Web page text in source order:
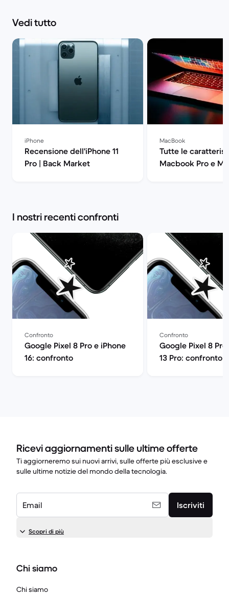
Vedi tutto
iPhone
Recensione dell'iPhone 11
Pro | Back Market
MacBook
Tutte le
Macbook Pro e
I nostri recenti confronti
Confronto
Google Pixel 8 Pro e iPhone
16: confronto
Confronto
Google Pixel 8
13 Pro: confronto
Ricevi aggiornamenti sulle ultime offerte
Ti aggiorneremo sui nuovi arrivi, sulle offerte più esclusive e
sulle ultime notizie del mondo della tecnologia.
Email Iscriviti
Scopri di più
Chi siamo
Chi siamo